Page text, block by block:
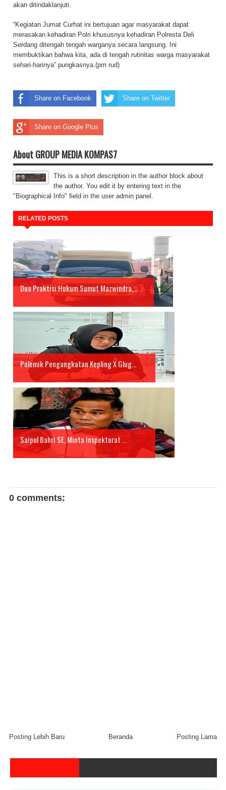
akan ditindaklanjuti.
“Kegiatan Jumat Curhat ini bertujuan agar masyarakat dapat
merasakan kehadiran Polri khususnya kehadiran Polresta Deli
Serdang ditengah tengah warganya secara langsung. Ini
membuktikan bahwa kita, ada di tengah rutinitas warga masyarakat
sehari-harinya” pungkasnya.(pm rud)
Share on Facebook Share on Twitter
Share on Google Plus
About GROUP MEDIA KOMPAS7
This is a short description in the author block about
the author. You edit it by entering text in the
"Biographical Info" field in the user admin panel.
RELATED POSTS
Dua Praktisi Hukum Sumut Mazwindra,...
Polemik Pengangkatan Kepling X Glug...
Saipul Bahri SE, Minta Inspektorat ...
0 comments:
Posting Lebih Baru Posting Lama
Beranda